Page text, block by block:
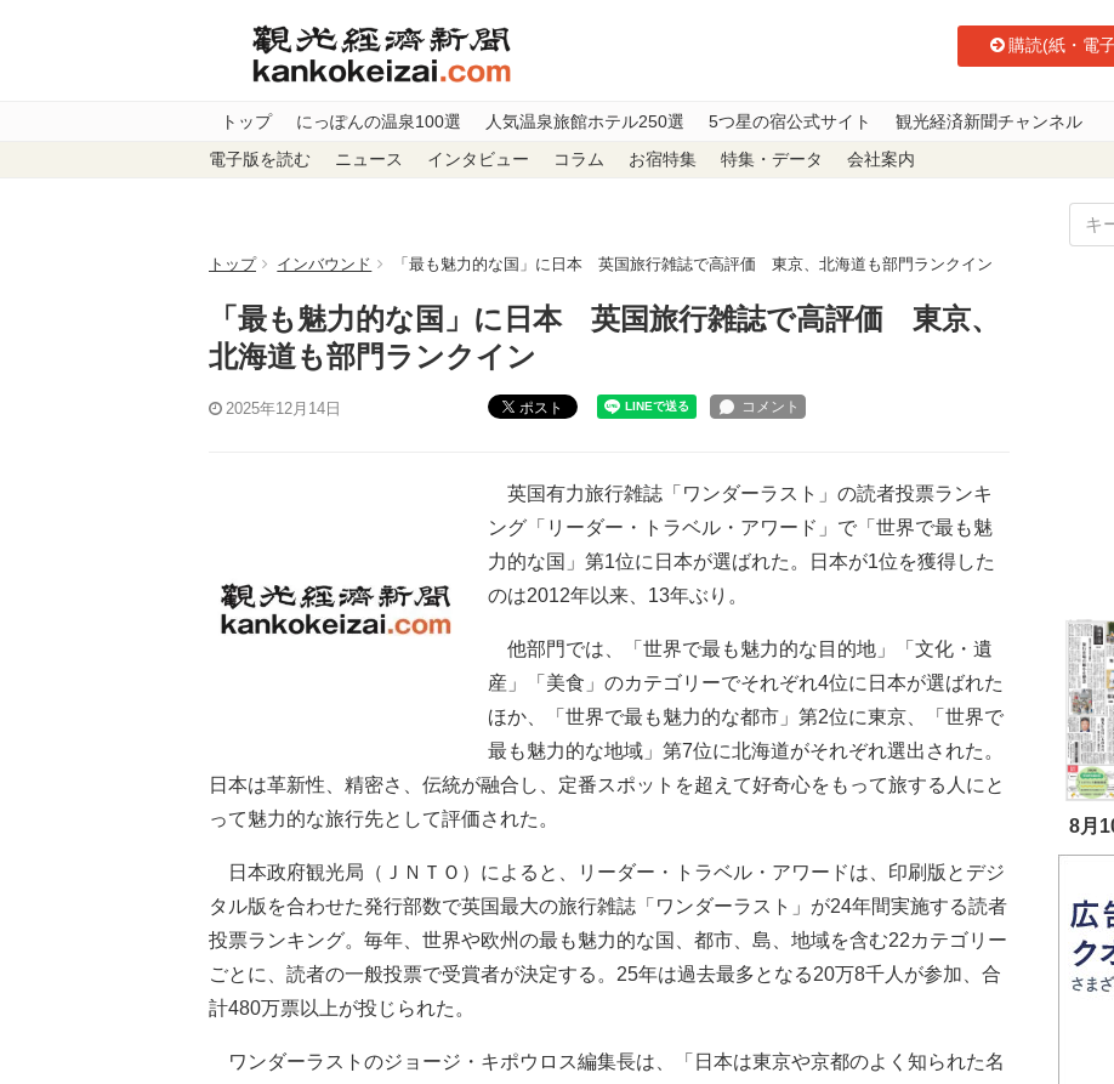
購読(紙・電
トップ にっぽんの温泉100選 人気温泉旅館ホテル250選 5つ星の宿公式サイト 観光経済新聞チャンネル
電子版を読む ニュース インタビュー コラム お宿特集 特集・データ 会社案内
トップ インバウンド 「最も魅力的な国」に日本 英国旅行雑誌で高評価 東京、北海道も部門ランクイン
「最も魅力的な国」に日本 英国旅行雑誌で高評価 東京、
北海道も部門ランクイン
2025年12月14日 ポスト
英国有力旅行雑誌「ワンダーラスト」の読者投票ランキ
ング「リーダー・トラベル・アワード」で「世界で最も魅
力的な国」第1位に日本が選ばれた。日本が1位を獲得した
のは2012年以来、13年ぶり。
他部門では、「世界で最も魅力的な目的地」「文化・遺
産」「美食」のカテゴリーでそれぞれ4位に日本が選ばれた
ほか、「世界で最も魅力的な都市」第2位に東京、「世界で
最も魅力的な地域」第7位に北海道がそれぞれ選出された。
日本は革新性、精密さ、伝統が融合し、定番スポットを超えて好奇心をもって旅する人にと
って魅力的な旅行先として評価された。
日本政府観光局（ＪＮＴＯ）によると、リーダー・トラベル・アワードは、印刷版とデジ
タル版を合わせた発行部数で英国最大の旅行雑誌「ワンダーラスト」が24年間実施する読者
投票ランキング。毎年、世界や欧州の最も魅力的な国、都市、島、地域を含む22カテゴリー
ごとに、読者の一般投票で受賞者が決定する。25年は過去最多となる20万8千人が参加、合
計480万票以上が投じられた。
ワンダーラストのジョージ・キポウロス編集長は、「日本は東京や京都のよく知られた名
8月